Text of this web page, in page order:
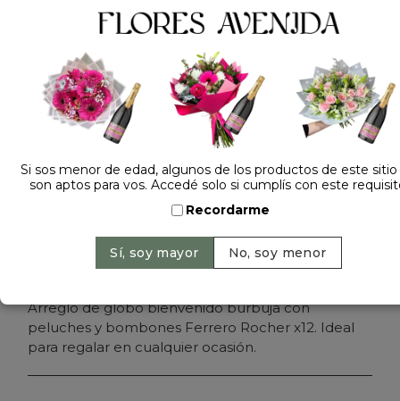
Dejá tu opinión
ARREGLO BURBUJA BIENVENIDO
Precio: $ 139.000 $ 159.000 13% OFF
Cantidad:
Agregar al carrito
Arreglo de globo bienvenido burbuja con
peluches y bombones Ferrero Rocher x12. Ideal
para regalar en cualquier ocasión.
Si sos menor de edad, algunos de los productos de este
son aptos para vos. Accedé solo si cumplís con este
Recordarme